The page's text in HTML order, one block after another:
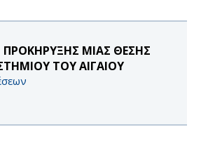
ΜΙΑΣ ΘΕΣΗΣ
ΤΟΥ ΑΙΓΑΙΟΥ